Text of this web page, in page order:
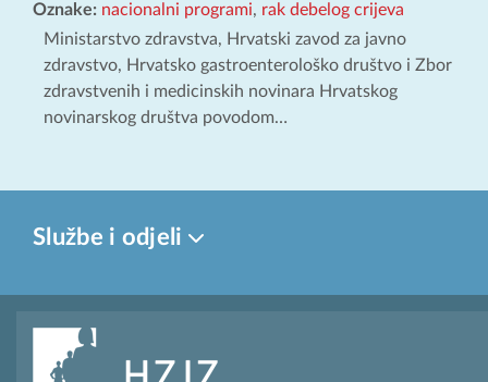
Oznake: nacionalni programi, rak debelog crijeva
Ministarstvo zdravstva, Hrvatski zavod za javno
zdravstvo, Hrvatsko gastroenterološko društvo i Zbor
zdravstvenih i medicinskih novinara Hrvatskog
novinarskog društva povodom…
Službe i odjeli